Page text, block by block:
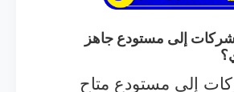
إلى مستودع جاهز
إلى مستودع متاح